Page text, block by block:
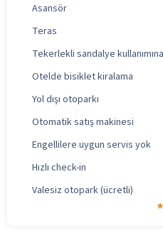
Asansör
Teras
Tekerlekli sandalye
Otelde bisiklet kiralama
Yol dışı otoparkı
Otomatik satış makinesi
Engellilere uygun servis yok
Hızlı check-in
Valesiz otopark (ücretli)